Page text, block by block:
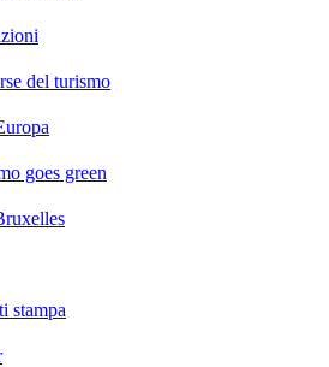
del turismo
goes green
stampa